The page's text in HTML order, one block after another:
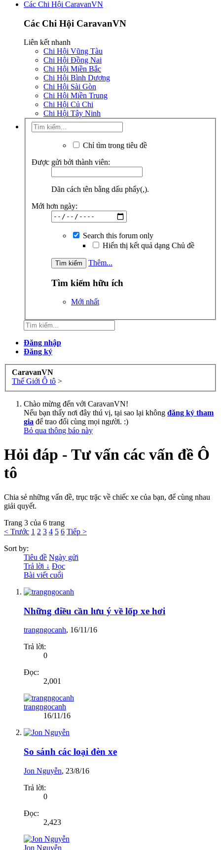
Các Chi Hội CaravanVN
Các Chi Hội CaravanVN
Liên kết nhanh
Chi Hội Vũng Tàu
Chi Hội Đồng Nai
Chi Hội Miền Bắc
Chi Hội Bình Dương
Chi Hội Sài Gòn
Chi Hội Miền Trung
Chi Hội Củ Chi
Chi Hội Tây Ninh
Chỉ tìm trong tiêu đề
Được gửi bởi thành viên:
Dãn cách tên bằng dấu phẩy(,).
Mới hơn ngày:
Search this forum only
Hiển thị kết quả dạng Chủ đề
Thêm...
Tìm kiếm hữu ích
Mới nhất
Đăng nhập
Đăng ký
CaravanVN
Thế Giới Ô tô >
Chào mừng đến với CaravanVN!
Nếu bạn thấy nơi đây thú vị, tại sao lại không đăng ký tham
gia để trao đổi cùng mọi người. :)
Bỏ qua thông báo này
Hỏi đáp - Tư vấn các vấn đề Ô
tô
Chia sẻ những vấn đề, trục trặc về chiếc xe của bạn, để cùng nhau
giải quyết.
Trang 3 của 6 trang
< Trước 1 2 3 4 5 6 Tiếp >
Sort by:
Tiêu đề Ngày gửi
Trả lời ↓ Đọc
Bài viết cuối
Những điều cần lưu ý về lốp xe hơi
trangngocanh, 16/11/16
Trả lời:
0
Đọc:
2,001
trangngocanh
16/11/16
So sánh các loại đèn xe
Jon Nguyễn, 23/8/16
Trả lời:
0
Đọc:
2,423
Jon Nguyễn